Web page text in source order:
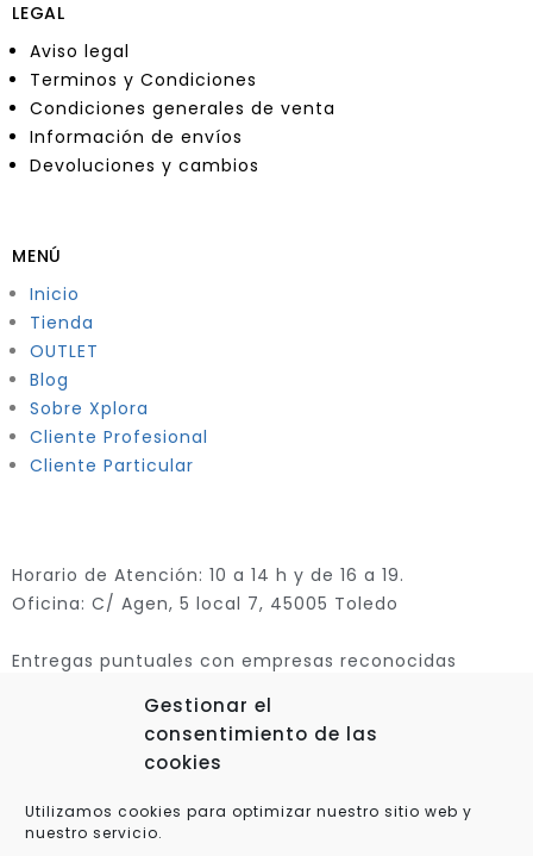
Gestionar el
consentimiento de las
cookies
Utilizamos cookies para optimizar nuestro sitio web y
nuestro servicio.
LEGAL
Aviso legal
Terminos y Condiciones
Condiciones generales de venta
Información de envíos
Devoluciones y cambios
MENÚ
Inicio
Tienda
OUTLET
Blog
Sobre Xplora
Cliente Profesional
Cliente Particular
Horario de Atención: 10 a 14 h y de 16 a 19.
Oficina: C/ Agen, 5 local 7, 45005 Toledo
Entregas puntuales con empresas reconocidas